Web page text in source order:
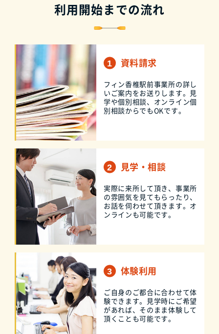
利用開始までの流れ
資料請求
フィン香椎駅前事業所の詳し
いご案内をお送りします。見
学や個別相談、オンライン個
別相談からでもOKです。
見学・相談
実際に来所して頂き、事業所
の雰囲気を見てもらったり、
お話を伺わせて頂きます。オ
ンラインも可能です。
体験利用
ご自身のご都合に合わせて体
験できます。見学時にご希望
があれば、そのまま体験して
頂くことも可能です。